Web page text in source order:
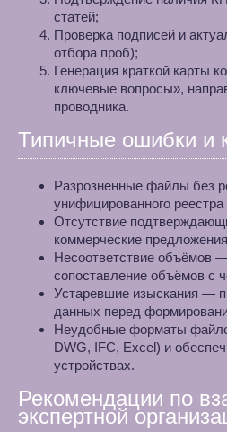
статей;
Проверка подписей и
отбора проб);
Генерация краткой карты
ключевые вопросы»,
проводника.
Типичные ошибки и
Разрозненные файлы без
унифицированного
Отсутствие
коммерческие
Несоответствие объёмов
сопоставление объёмов с
Устаревшие изыскания —
данных перед
Неудобные форматы
DWG, IFC, Excel) и
устройствах.
Рекомендации по
экспертной